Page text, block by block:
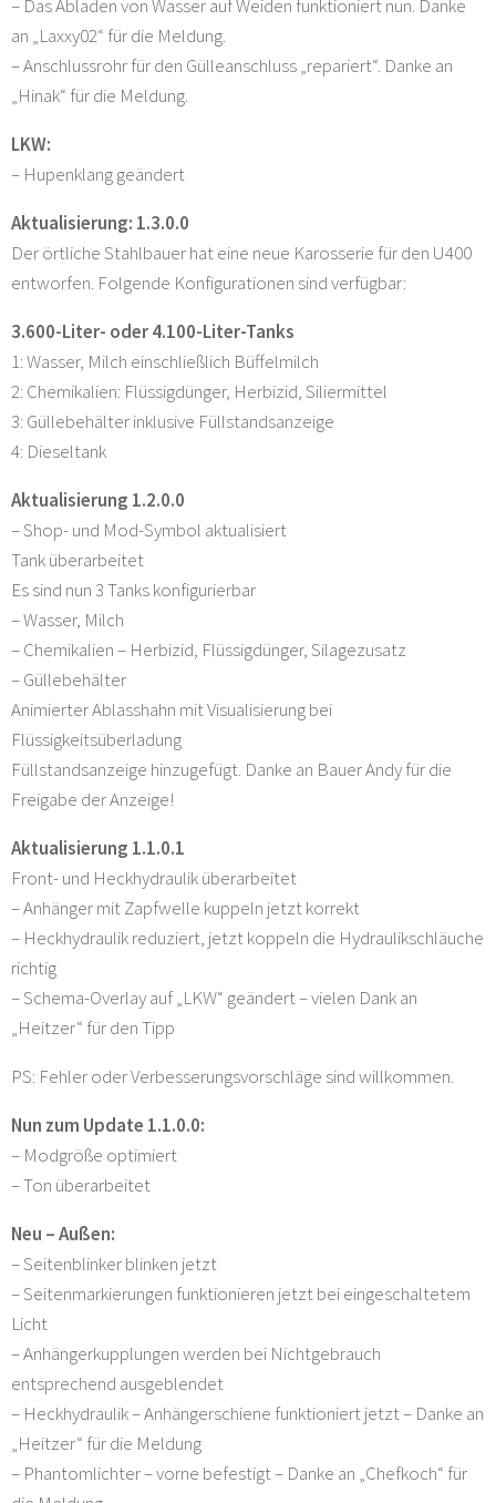
– Das Abladen von Wasser auf Weiden funktioniert nun. Danke
an „Laxxy02“ für die Meldung.
– Anschlussrohr für den Gülleanschluss „repariert“. Danke an
„Hinak“ für die Meldung.
LKW:
– Hupenklang geändert
Aktualisierung: 1.3.0.0
Der örtliche Stahlbauer hat eine neue Karosserie für den U400
entworfen. Folgende Konfigurationen sind verfügbar:
3.600-Liter- oder 4.100-Liter-Tanks
1: Wasser, Milch einschließlich Büffelmilch
2: Chemikalien: Flüssigdünger, Herbizid, Siliermittel
3: Güllebehälter inklusive Füllstandsanzeige
4: Dieseltank
Aktualisierung 1.2.0.0
– Shop- und Mod-Symbol aktualisiert
Tank überarbeitet
Es sind nun 3 Tanks konfigurierbar
– Wasser, Milch
– Chemikalien – Herbizid, Flüssigdünger, Silagezusatz
– Güllebehälter
Animierter Ablasshahn mit Visualisierung bei
Flüssigkeitsüberladung
Füllstandsanzeige hinzugefügt. Danke an Bauer Andy für die
Freigabe der Anzeige!
Aktualisierung 1.1.0.1
Front- und Heckhydraulik überarbeitet
– Anhänger mit Zapfwelle kuppeln jetzt korrekt
– Heckhydraulik reduziert, jetzt koppeln die Hydraulikschläuche
richtig
– Schema-Overlay auf „LKW“ geändert – vielen Dank an
„Heitzer“ für den Tipp
PS: Fehler oder Verbesserungsvorschläge sind willkommen.
Nun zum Update 1.1.0.0:
– Modgröße optimiert
– Ton überarbeitet
Neu – Außen:
– Seitenblinker blinken jetzt
– Seitenmarkierungen funktionieren jetzt bei eingeschaltetem
Licht
– Anhängerkupplungen werden bei Nichtgebrauch
entsprechend ausgeblendet
– Heckhydraulik – Anhängerschiene funktioniert jetzt – Danke an
„Heitzer“ für die Meldung
– Phantomlichter – vorne befestigt – Danke an „Chefkoch“ für